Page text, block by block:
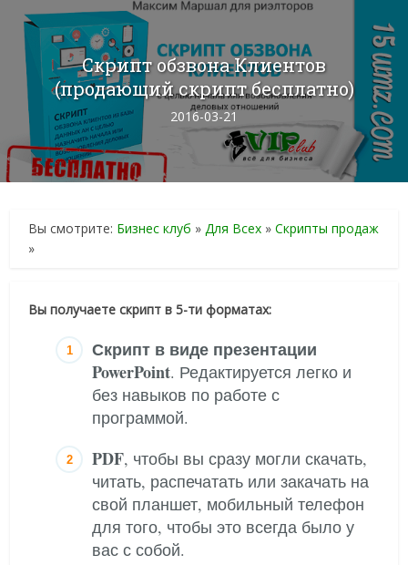
Скрипт обзвона Клиентов
(продающий скрипт бесплатно)
2016-03-21
Вы смотрите: Бизнес клуб »Для Всех »Скрипты продаж
»
Вы получаете скрипт в 5-ти форматах:
Скрипт в виде презентации
PowerPoint. Редактируется легко и
без навыков по работе с
программой.
PDF, чтобы вы сразу могли скачать,
читать, распечатать или закачать на
свой планшет, мобильный телефон
для того, чтобы это всегда было у
вас с собой.